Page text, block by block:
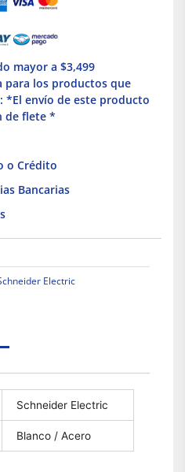
mayor a $3,499
para los productos que
*El envío de este producto
de flete *
o Crédito
Bancarias
Electric
Schneider Electric
Blanco / Acero